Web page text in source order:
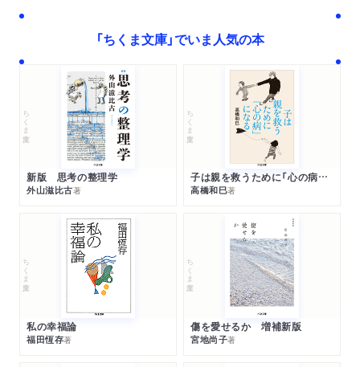
「ちくま文庫」でいま人気の本
ちくま文庫
新版 思考の整理学
外山滋比古著
ちくま文庫
子は親を救うために「心の病」になる
高橋和巳著
ちくま文庫
私の幸福論
福田恆存著
ちくま文庫
傷を愛せるか 増補新版
宮地尚子著